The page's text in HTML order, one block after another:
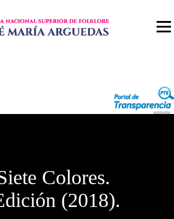
Colores.
(2018).